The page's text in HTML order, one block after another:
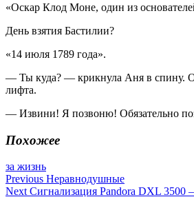
«Оскар Клод Моне, один из
День взятия Бастилии?
«14 июля 1789 года».
— Ты куда? — крикнула Аня в спину.
лифта.
— Извини! Я позвоню! Обязательно
Похожее
за жизнь
Навигация
Previous Неравнодушные
Next Сигнализация Pandora DXL 3500